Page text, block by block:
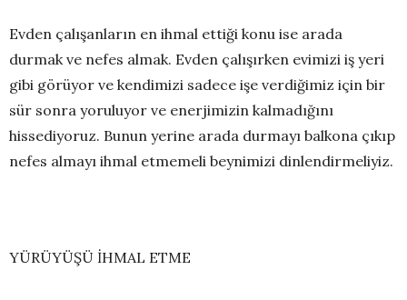
Evden çalışanların en ihmal ettiği konu ise arada
durmak ve nefes almak. Evden çalışırken evimizi iş yeri
gibi görüyor ve kendimizi sadece işe verdiğimiz için bir
sür sonra yoruluyor ve enerjimizin kalmadığını
hissediyoruz. Bunun yerine arada durmayı balkona çıkıp
nefes almayı ihmal etmemeli beynimizi dinlendirmeliyiz.
YÜRÜYÜŞÜ İHMAL ETME